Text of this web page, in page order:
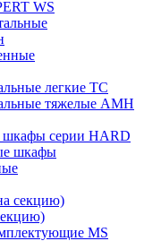
WS
легкие ТС
тяжелые AMH
шкафы серии HARD
шкафы
секцию)
MS